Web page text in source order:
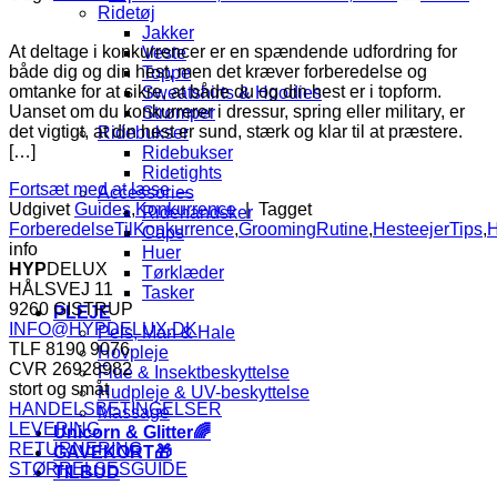
Ridetøj
Jakker
Veste
Toppe
Sweatshirts & Hoodies
Strømper
Ridebukser
Ridebukser
Ridetights
Accessories
Ridehandsker
Caps
Huer
Tørklæder
Tasker
PLEJE
Pels, Man & Hale
Hovpleje
Flue & Insektbeskyttelse
Hudpleje & UV-beskyttelse
Massage
Unicorn & Glitter🌈
GAVEKORT🎁
TILBUD
At deltage i konkurrencer er en spændende udfordring for
både dig og din hest, men det kræver forberedelse og
omtanke for at sikre, at både du og din hest er i topform.
Uanset om du konkurrerer i dressur, spring eller military, er
det vigtigt, at din hest er sund, stærk og klar til at præstere.
[…]
Fortsæt med at læse→
UdgivetGuides,Konkurrence | Tagget
ForberedelseTilKonkurrence,GroomingRutine,HesteejerTips,
info
HYPDELUX
HÅLSVEJ 11
9260 GISTRUP
INFO@HYPDELUX.DK
TLF 8190 9076
CVR 26928982
stort og småt
HANDELSBETINGELSER
LEVERING
RETURNERING
STØRRELSESGUIDE